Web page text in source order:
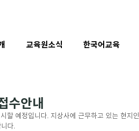
수안내
할 예정입니다. 지상사에 근무하고 있는 현지인
다.
교육원소식 한국어교육